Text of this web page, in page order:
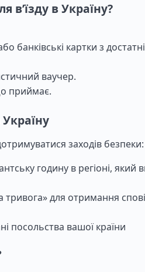
в’їзду в Україну?
банківські картки з
ваучер.
приймає.
заходів безпеки:
годину в регіоні, який
тривога» для отримання
посольства вашої країни